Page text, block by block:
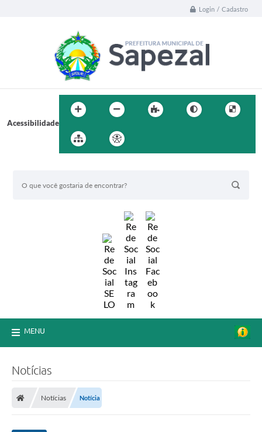
Login / Cadastro
Acessibilidade
MENU
Notícias
Notícias Notícia